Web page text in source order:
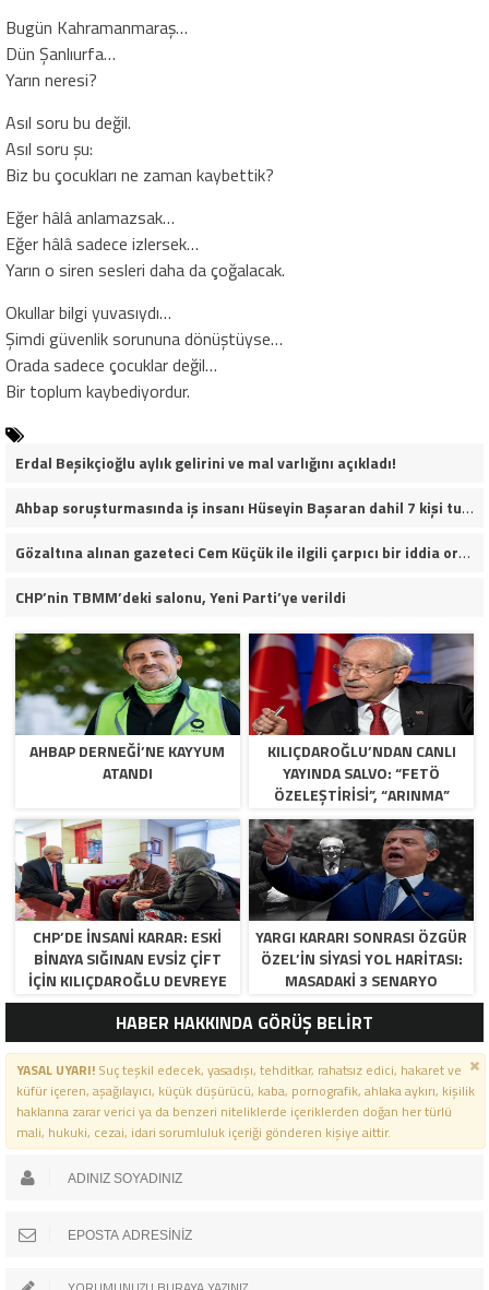
Bugün Kahramanmaraş…
Dün Şanlıurfa…
Yarın neresi?
Asıl soru bu değil.
Asıl soru şu:
Biz bu çocukları ne zaman kaybettik?
Eğer hâlâ anlamazsak…
Eğer hâlâ sadece izlersek…
Yarın o siren sesleri daha da çoğalacak.
Okullar bilgi yuvasıydı…
Şimdi güvenlik sorununa dönüştüyse…
Orada sadece çocuklar değil…
Bir toplum kaybediyordur.
Erdal Beşikçioğlu aylık gelirini ve mal varlığını açıkladı!
Ahbap soruşturmasında iş insanı Hüseyin Başaran dahil 7 kişi tutuklandı.
Gözaltına alınan gazeteci Cem Küçük ile ilgili çarpıcı bir iddia ortaya atıldı.
CHP’nin TBMM’deki salonu, Yeni Parti’ye verildi
AHBAP DERNEĞI’NE KAYYUM
ATANDI
KILIÇDAROĞLU’NDAN CANLI
YAYINDA SALVO: “FETÖ
ÖZELEŞTIRISI”, “ARINMA”
RESTI VE KURULTAY TAKVIMI!
CHP’DE İNSANI KARAR: ESKI
BINAYA SIĞINAN EVSIZ ÇIFT
İÇIN KILIÇDAROĞLU DEVREYE
GIRDI!
YARGI KARARI SONRASI ÖZGÜR
ÖZEL’IN SIYASI YOL HARITASI:
MASADAKI 3 SENARYO
HABER HAKKINDA GÖRÜŞ BELİRT
YASAL UYARI!Suç teşkil edecek, yasadışı, tehditkar, rahatsız edici, hakaret ve
küfür içeren, aşağılayıcı, küçük düşürücü, kaba, pornografik, ahlaka aykırı, kişilik
haklarına zarar verici ya da benzeri niteliklerde içeriklerden doğan her türlü
mali, hukuki, cezai, idari sorumluluk içeriği gönderen kişiye aittir.